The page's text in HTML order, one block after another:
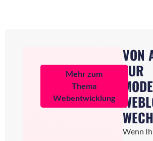
VON
ZUR
Wenn
Mehr zum
Thema
Webentwicklung